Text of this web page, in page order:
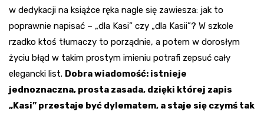
w dedykacji na książce ręka nagle się zawiesza: jak to
poprawnie napisać – „dla Kasi” czy „dla Kasii”? W szkole
rzadko ktoś tłumaczy to porządnie, a potem w dorosłym
życiu błąd w takim prostym imieniu potrafi zepsuć cały
elegancki list. Dobra wiadomość: istnieje
jednoznaczna, prosta zasada, dzięki której zapis
„Kasi” przestaje być dylematem, a staje się czymś tak